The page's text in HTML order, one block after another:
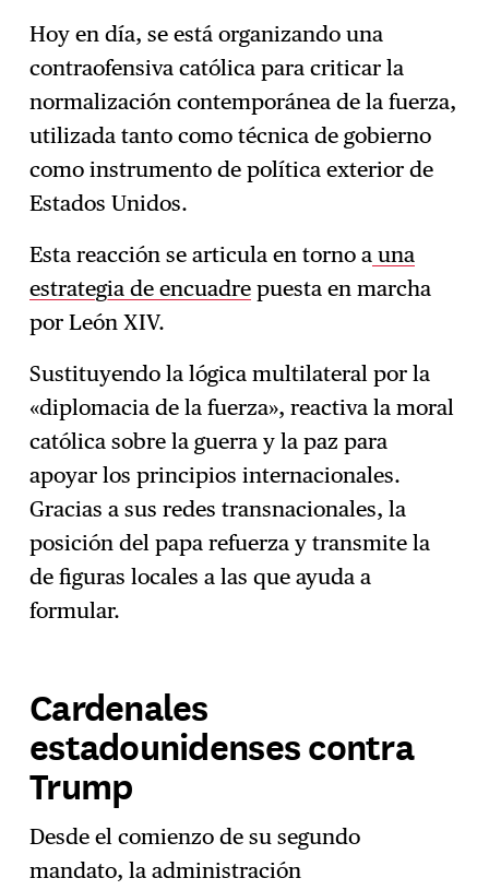
Hoy en día, se está organizando una
contraofensiva católica para criticar la
normalización contemporánea de la fuerza,
utilizada tanto como técnica de gobierno
como instrumento de política exterior de
Estados Unidos.
Esta reacción se articula en torno a una
estrategia de encuadre puesta en marcha
por León XIV.
Sustituyendo la lógica multilateral por la
«diplomacia de la fuerza», reactiva la moral
católica sobre la guerra y la paz para
apoyar los principios internacionales.
Gracias a sus redes transnacionales, la
posición del papa refuerza y transmite la
de figuras locales a las que ayuda a
formular.
Cardenales
estadounidenses contra
Trump
Desde el comienzo de su segundo
mandato, la administración